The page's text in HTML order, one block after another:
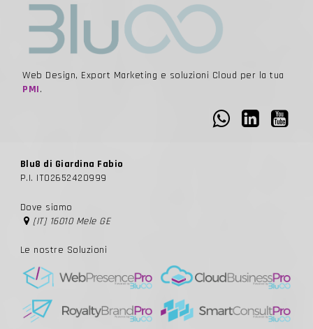
Web Design, Export Marketing e soluzioni Cloud per la tua
PMI.
Blu8 di Giardina Fabio
P.I. IT02652420999
Dove siamo
[IT] 16010 Mele GE
Le nostre Soluzioni